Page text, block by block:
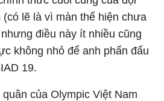
(có lẽ là vì màn thể hiện chưa
điều này ít nhiều cũng
không nhỏ để anh phấn đấu
19.
của Olympic Việt Nam